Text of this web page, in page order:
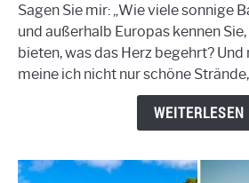
den
Top
10
von
Sagen Sie mir: „Wie viele sonnige
und außerhalb Europas kennen
bieten, was das Herz begehrt? Und
meine ich nicht nur schöne
WEITERLESEN